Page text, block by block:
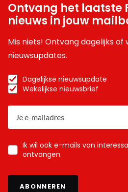
Ontvang het laatste
nieuws in jouw
Mis niets! Ontvang dagelijks of
nieuwsupdates.
Dagelijkse nieuwsupdate
Wekelijkse nieuwsbrief
Ik wil ook e-mails van
ontvangen.
ABONNEREN